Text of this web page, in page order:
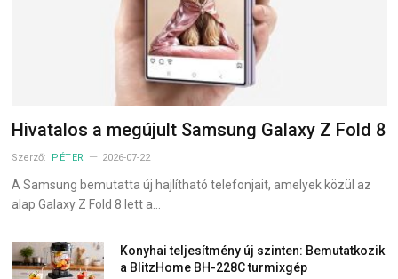
Hivatalos a megújult Samsung Galaxy Z Fold 8
Szerző: PÉTER 2026-07-22
A Samsung bemutatta új hajlítható telefonjait, amelyek közül az
alap Galaxy Z Fold 8 lett a…
Konyhai teljesítmény új szinten: Bemutatkozik
a BlitzHome BH-228C turmixgép